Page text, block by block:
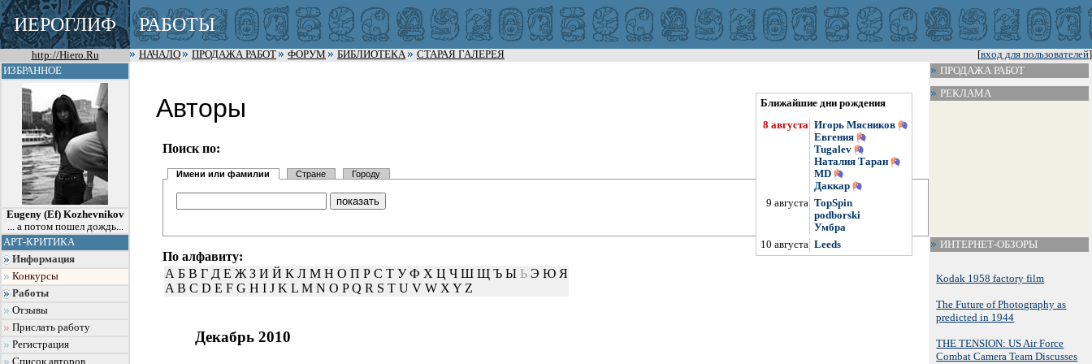
ИЕРОГЛИФ РАБОТЫ
http://Hiero.Ru [вход для пользователей]
НАЧАЛО ПРОДАЖА РАБОТ ФОРУМ БИБЛИОТЕКА
СТАРАЯ ГАЛЕРЕЯ
ИЗБРАННОЕ
Eugeny (Ef) Kozhevnikov
... а потом пошел дождь...
АРТ-КРИТИКА
Информация
Конкурсы
Работы
Отзывы
Прислать работу
Регистрация
Список авторов
Ближайшие дни рождения
8 августа Игорь Мясников
Евгения
Tugalev
Наталия Таран
МD
Даккар
9 августа TopSpin
podborski
Умбра
10 августа Leeds
Авторы
Поиск по:
Имени или фамилии Стране Городу
По алфавиту:
А Б В Г Д Е Ж З И Й К Л М Н О П Р С Т У Ф Х Ц Ч Ш Щ Ъ Ы Ь Э Ю Я
A B C D E F G H I J K L M N O P Q R S T U V W X Y Z
Декабрь 2010
ПРОДАЖА РАБОТ
РЕКЛАМА
ИНТЕРНЕТ-ОБЗОРЫ
Kodak 1958 factory film
The Future of Photography as
predicted in 1944
THE TENSION: US Air Force
Combat Camera Team Discusses